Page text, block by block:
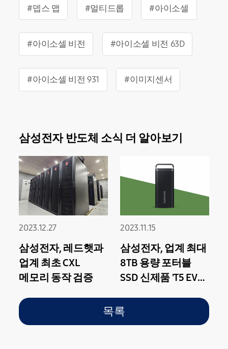
#뎁스 맵 #멀티드롭 #아이소셀
#아이소셀 비전 #아이소셀 비전 63D
#아이소셀 비전 931 #이미지센서
삼성전자 반도체 소식 더 알아보기
2023.12.27
삼성전자, 레드햇과
업계 최초 CXL
메모리 동작 검증
2023.11.15
삼성전자, 업계 최대
8TB 용량 포터블
SSD 신제품 'T5 EVO'
목록